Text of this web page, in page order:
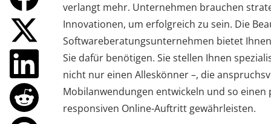
verlangt mehr. Unternehmen brauchen
Innovationen, um erfolgreich zu sein. Die
Softwareberatungsunternehmen bietet
Sie dafür benötigen. Sie stellen Ihnen
nicht nur einen Alleskönner –, die
Mobilanwendungen entwickeln und so
responsiven Online-Auftritt gewährleisten.